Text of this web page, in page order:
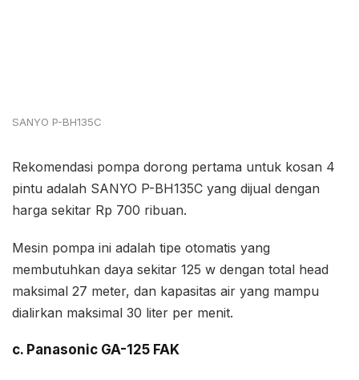
SANYO P-BH135C
Rekomendasi pompa dorong pertama untuk kosan 4
pintu adalah SANYO P-BH135C yang dijual dengan
harga sekitar Rp 700 ribuan.
Mesin pompa ini adalah tipe otomatis yang
membutuhkan daya sekitar 125 w dengan total head
maksimal 27 meter, dan kapasitas air yang mampu
dialirkan maksimal 30 liter per menit.
c. Panasonic GA-125 FAK